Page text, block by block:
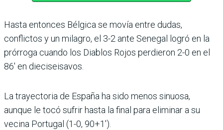
Hasta entonces Bélgica se movía entre dudas,
conflictos y un milagro, el 3-2 ante Senegal logró en la
prórroga cuando los Diablos Rojos perdieron 2-0 en el
86′ en dieciseisavos.
La trayectoria de España ha sido menos sinuosa,
aunque le tocó sufrir hasta la final para eliminar a su
vecina Portugal (1-0, 90+1′).